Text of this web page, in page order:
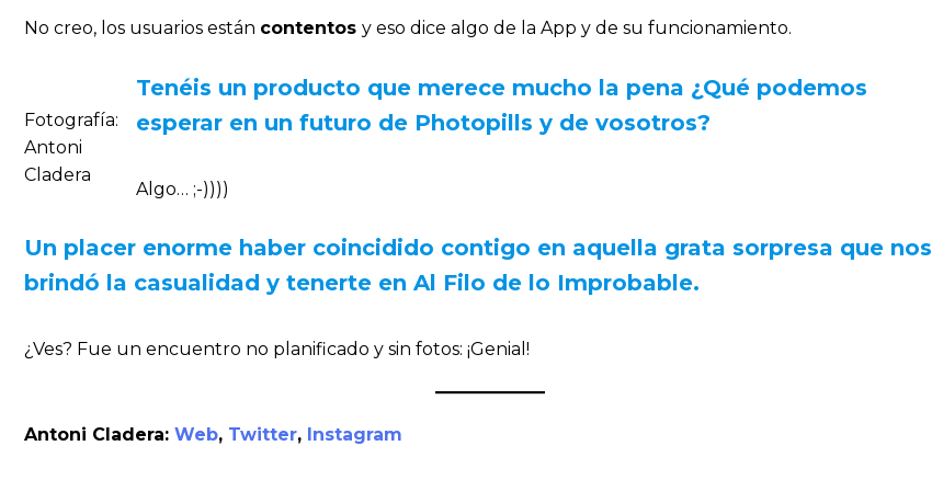
No creo, los usuarios están contentos y eso dice algo de la App y de su funcionamiento.
Fotografía:
Antoni
Cladera
Tenéis un producto que merece mucho la pena ¿Qué podemos
esperar en un futuro de Photopills y de vosotros?
Algo… ;-))))
Un placer enorme haber coincidido contigo en aquella grata sorpresa que nos
brindó la casualidad y tenerte en Al Filo de lo Improbable.
¿Ves? Fue un encuentro no planificado y sin fotos: ¡Genial!
Antoni Cladera: Web, Twitter, Instagram